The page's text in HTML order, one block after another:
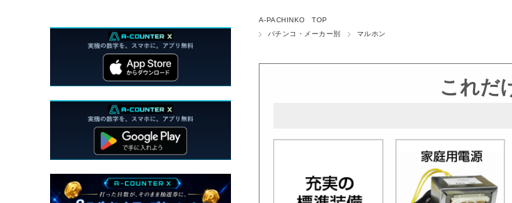
A-PACHINKO TOP
パチンコ・メーカー別
マルホン
これだ